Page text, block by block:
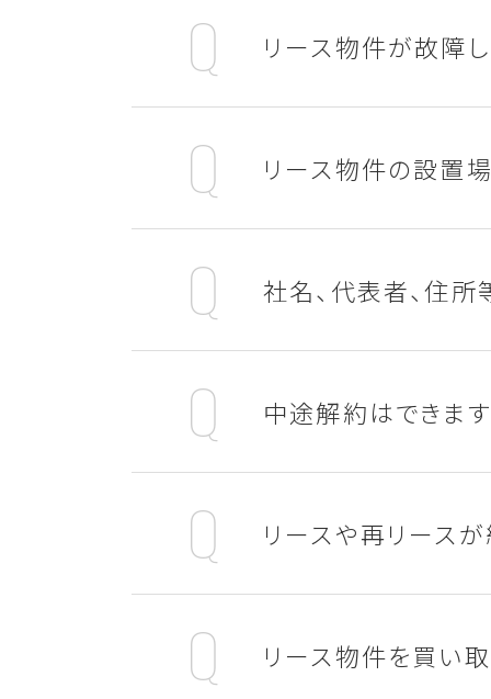
リース物件が故障
リース物件の設置
社名、代表者、住
中途解約はできま
リースや再リース
リース物件を買い